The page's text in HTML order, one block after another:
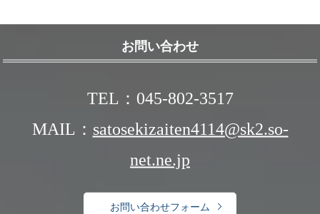
お問い合わせ
TEL：045-802-3517
MAIL： satosekizaiten4114@sk2.so-
net.ne.jp
お問い合わせフォーム